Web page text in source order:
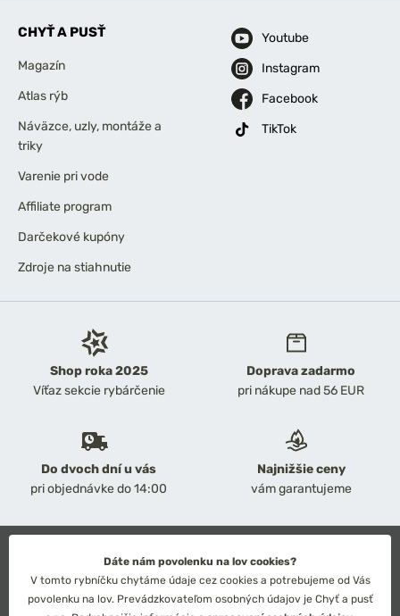
Shop roka 2025
Víťaz sekcie rybárčenie
Doprava zadarmo
pri nákupe nad 56 EUR
Do dvoch dní u vás
pri objednávke do 14:00
Najnižšie ceny
vám garantujeme
CHYŤ A PUSŤ
Magazín
Atlas rýb
Náväzce, uzly, montáže a
triky
Varenie pri vode
Affiliate program
Darčekové kupóny
Zdroje na stiahnutie
Youtube
Instagram
Facebook
TikTok
Obchodné podmienky
Ochrana osobných údajov
Technické riešenie: Simplia s.r.o.
Dáte nám povolenku na lov cookies?
V tomto rybníčku chytáme údaje cez cookies a potrebujeme od Vás
povolenku na lov. Prevádzkovateľom osobných údajov je Chyť a pusť